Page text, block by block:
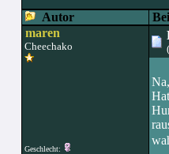
Autor
maren
Cheechako
Geschlecht:
(